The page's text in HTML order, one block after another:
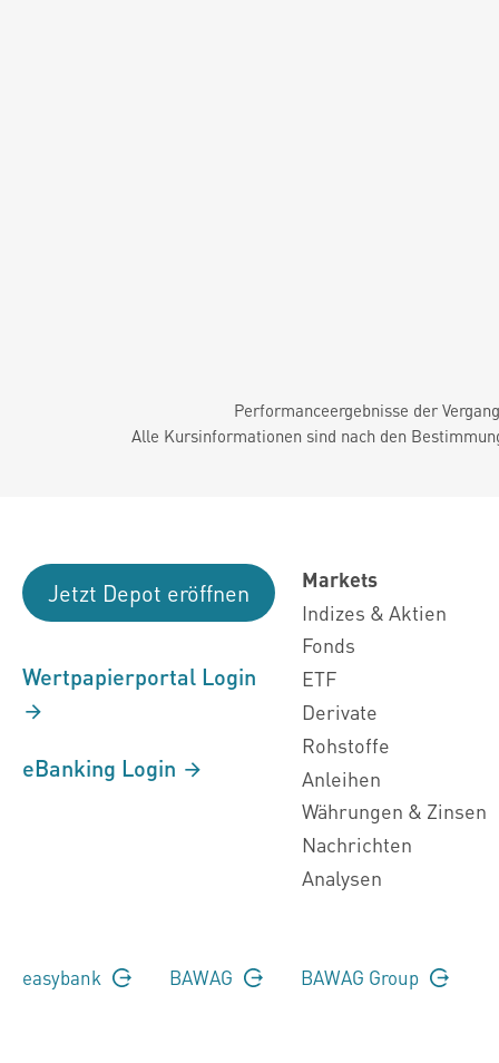
Performanceergebnisse der
Alle Kursinformationen sind nach den
Jetzt Depot eröffnen
Wertpapierportal Login
eBanking Login
Markets
Indizes & Aktien
Fonds
ETF
Derivate
Rohstoffe
Anleihen
Währungen & Zinsen
Nachrichten
Analysen
easybank BAWAG BAWAG Group